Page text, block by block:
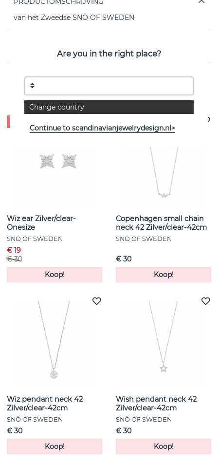
van het Zweedse SNÖ OF SWEDEN
Bekijk meer artikelen
Wiz ear Zilver/clear-
Onesize
SNÖ OF SWEDEN
€ 19
€ 30
Koop!
Copenhagen small chain
neck 42 Zilver/clear-42cm
SNÖ OF SWEDEN
€ 30
Koop!
Wiz pendant neck 42
Zilver/clear-42cm
SNÖ OF SWEDEN
€ 30
Koop!
Wish pendant neck 42
Zilver/clear-42cm
SNÖ OF SWEDEN
€ 30
Koop!
Are you in the right place?
Change country
Continue to scandinavianjewelrydesign.nl>